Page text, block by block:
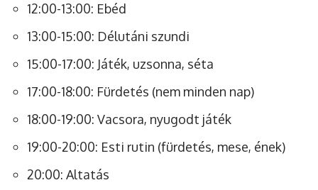
12:00-13:00: Ebéd
13:00-15:00: Délutáni szundi
15:00-17:00: Játék, uzsonna, séta
17:00-18:00: Fürdetés (nem minden nap)
18:00-19:00: Vacsora, nyugodt játék
19:00-20:00: Esti rutin (fürdetés, mese, ének)
20:00: Altatás